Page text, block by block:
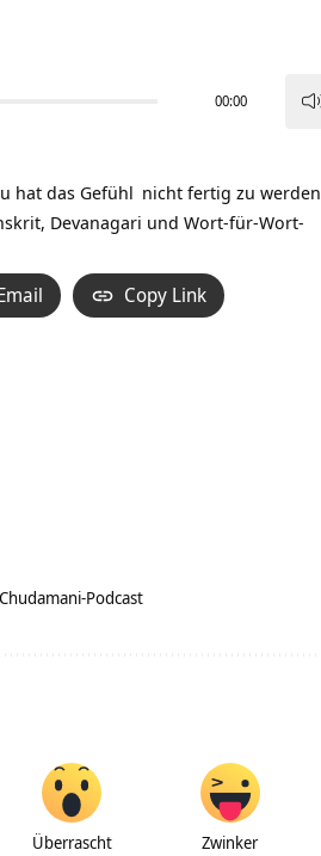
00:00
hat das Gefühl nicht fertig zu werden
Devanagari und Wort-für-Wort-
Copy Link
Podcast
Überrascht Zwinker